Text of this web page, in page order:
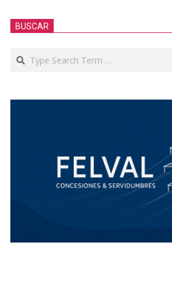
BUSCAR
Search